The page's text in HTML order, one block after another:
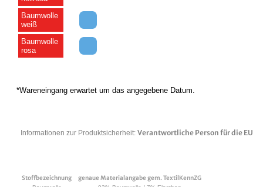
Baumwolle
weiß
Baumwolle
rosa
*Wareneingang erwartet um das angegebene Datum.
Informationen zur Produktsicherheit: Verantwortliche Person für die EU
Stoffbezeichnung genaue Materialangabe gem. TextilKennZG